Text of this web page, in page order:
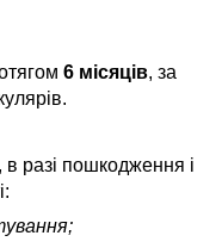
6 місяців, за
в разі пошкодження і